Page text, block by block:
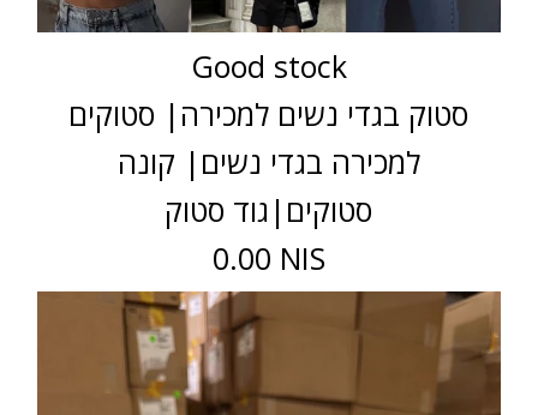
Good stock
סטוק בגדי נשים למכירה| סטוקים
למכירה בגדי נשים| קונה
סטוקים|גוד סטוק
0.00 NIS